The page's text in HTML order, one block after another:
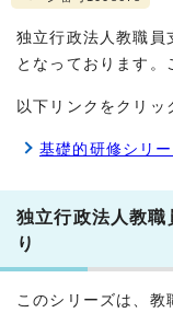
独立行政法人教職員
となっております。
以下リンクをクリッ
基礎的研修シリ
独立行政法人教
り
このシリーズは、教